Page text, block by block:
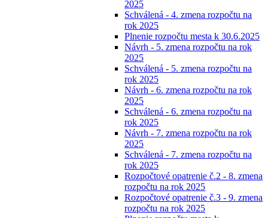
2025
Schválená - 4. zmena rozpočtu na
rok 2025
Plnenie rozpočtu mesta k 30.6.2025
Návrh - 5. zmena rozpočtu na rok
2025
Schválená - 5. zmena rozpočtu na
rok 2025
Návrh - 6. zmena rozpočtu na rok
2025
Schválená - 6. zmena rozpočtu na
rok 2025
Návrh - 7. zmena rozpočtu na rok
2025
Schválená - 7. zmena rozpočtu na
rok 2025
Rozpočtové opatrenie č.2 - 8. zmena
rozpočtu na rok 2025
Rozpočtové opatrenie č.3 - 9. zmena
rozpočtu na rok 2025